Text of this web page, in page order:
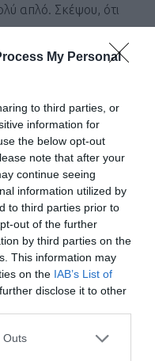
My Personal
to third parties, or
information for
the below opt-out
note that after your
continue seeing
information utilized by
to third parties prior to
out of the further
by third parties on the
This information may
on the IAB’s List of
disclose it to other
Outs
απλό. Σκέψου, ότι
παρά μέρα μία
ήθελα οι δικοί μου να
που μπορεί να
να σώσουν μία ή και
θα
Ήρωας για μένα είναι η
κάθε αδελφός ή
να δωρίσει το όργανό